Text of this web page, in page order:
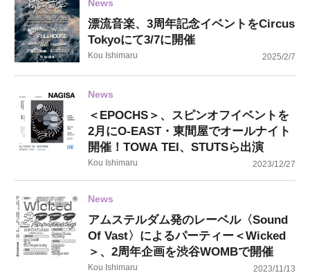
News
漂流音楽、3周年記念イベントをCircus
Tokyoにて3/7に開催
Kou Ishimaru 2025/2/7
News
＜EPOCHS＞、スピンオフイベントを
2月にO-EAST・東間屋でオールナイト
開催！TOWA TEI、STUTSら出演
Kou Ishimaru 2023/12/27
News
アムステルダム発のレーベル〈Sound
Of Vast〉によるパーティー＜Wicked
＞、2周年企画を渋谷WOMBで開催
Kou Ishimaru 2023/11/13